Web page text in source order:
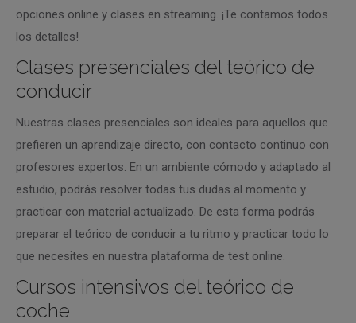
opciones online y clases en streaming. ¡Te contamos todos
los detalles!
Clases presenciales del teórico de
conducir
Nuestras clases presenciales son ideales para aquellos que
prefieren un aprendizaje directo, con contacto continuo con
profesores expertos. En un ambiente cómodo y adaptado al
estudio, podrás resolver todas tus dudas al momento y
practicar con material actualizado. De esta forma podrás
preparar el teórico de conducir a tu ritmo y practicar todo lo
que necesites en nuestra plataforma de test online.
Cursos intensivos del teórico de
coche